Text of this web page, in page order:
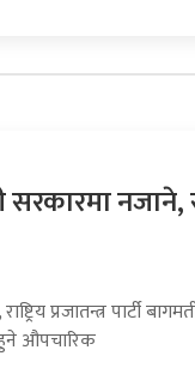
सरकारमा
प्रजातन्त्र पार्टी
औपचारिक